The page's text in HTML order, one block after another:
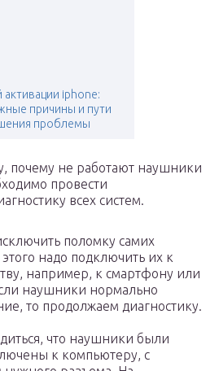
активации iphone:
причины и пути
проблемы
почему не работают наушники
провести
всех систем.
поломку самих
надо подключить их к
например, к смартфону или
наушники нормально
то продолжаем диагностику.
что наушники были
к компьютеру, с